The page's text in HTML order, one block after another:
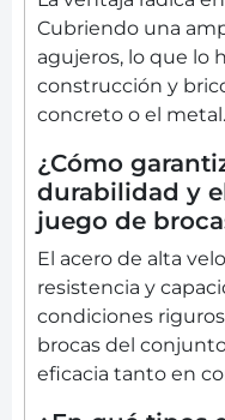
Cubriendo una
agujeros, lo que lo
construcción y
concreto o el metal.
¿Cómo
durabilidad y
juego de
El acero de alta
resistencia y
condiciones
brocas del
eficacia tanto en